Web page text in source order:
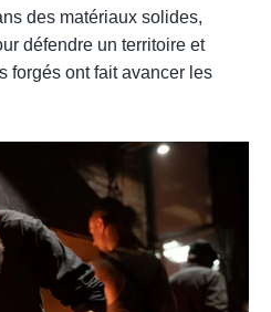
des matériaux solides,
défendre un territoire et
forgés ont fait avancer les